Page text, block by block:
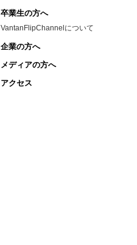
卒業生の方へ
VantanFlipChannelについて
企業の方へ
メディアの方へ
アクセス